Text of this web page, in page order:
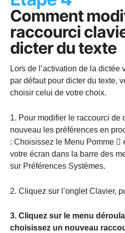
Comment
raccourci
dicter du texte
Lors de l’activation de la dictée
par défaut pour dicter du texte,
choisir celui de votre choix.
1. Pour modifier le raccourci de
nouveau les préférences en
: Choisissez le Menu Pomme 
votre écran dans la barre des
sur Préférences Systèmes.
2. Cliquez sur l’onglet Clavier,
3. Cliquez sur le menu
choisissez un nouveau